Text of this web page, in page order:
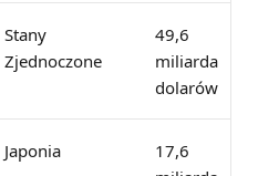
Stany
Zjednoczone
49,6
miliarda
dolarów
Japonia
17,6